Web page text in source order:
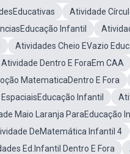
Atividade
Infantil
Atividades Cheio EVazio
Atividade Dentro E ForaEm CAA
MatematicaDentro E Fora
EspaciaisEducação Infantil
Maio Laranja ParaEducação
DeMatemática Infantil 4
Ed.Infantil Dentro E Fora